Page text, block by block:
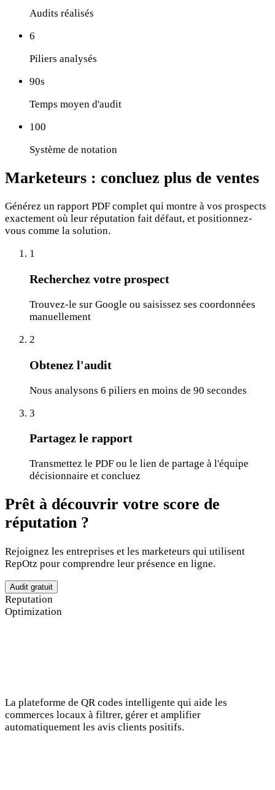
Audits réalisés
6
Piliers analysés
90s
Temps moyen d'audit
100
Système de notation
Marketeurs : concluez plus de ventes
Générez un rapport PDF complet qui montre à vos prospects
exactement où leur réputation fait défaut, et positionnez-
vous comme la solution.
1
Recherchez votre prospect
Trouvez-le sur Google ou saisissez ses coordonnées
manuellement
2
Obtenez l'audit
Nous analysons 6 piliers en moins de 90 secondes
3
Partagez le rapport
Transmettez le PDF ou le lien de partage à l'équipe
décisionnaire et concluez
Prêt à découvrir votre score de
réputation ?
Rejoignez les entreprises et les marketeurs qui utilisent
RepOtz pour comprendre leur présence en ligne.
Audit gratuit
Reputation
Optimization
La plateforme de QR codes intelligente qui aide les
commerces locaux à filtrer, gérer et amplifier
automatiquement les avis clients positifs.